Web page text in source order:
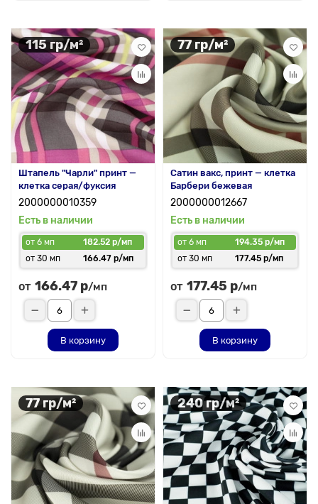
115 гр/м²
Штапель "Чарли" принт —
клетка серая/фуксия
2000000010359
Есть в наличии
от 6 мп
182.52 р/мп
от 30 мп
166.47 р/мп
от 166.47 р/мп
В корзину
77 гр/м²
Сатин вакс, принт — клетка
Барбери бежевая
2000000012667
Есть в наличии
от 6 мп
194.35 р/мп
от 30 мп
177.45 р/мп
от 177.45 р/мп
В корзину
77 гр/м² 240 гр/м²